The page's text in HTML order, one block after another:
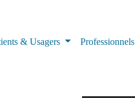
& Usagers Professionnels